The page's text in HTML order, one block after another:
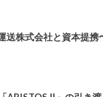
株式会社と資本提携